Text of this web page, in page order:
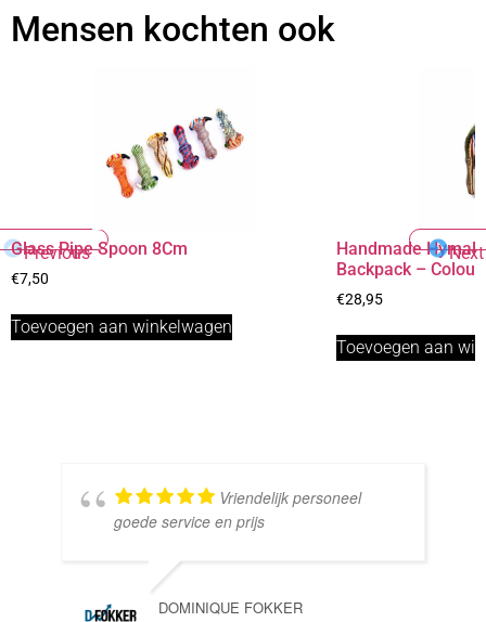
Mensen kochten ook
Previous
Glass Pipe Spoon 8Cm
€7,50
Toevoegen aan winkelwagen
Handmade
Backpack –
€28,95
Toevoegen aan
Next
Vriendelijk personeel
goede service en prijs
DOMINIQUE FOKKER